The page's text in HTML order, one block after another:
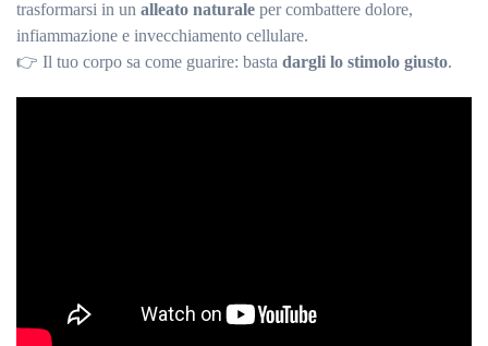
trasformarsi in un alleato naturale per combattere dolore,
infiammazione e invecchiamento cellulare.
👉 Il tuo corpo sa come guarire: basta dargli lo stimolo giusto.